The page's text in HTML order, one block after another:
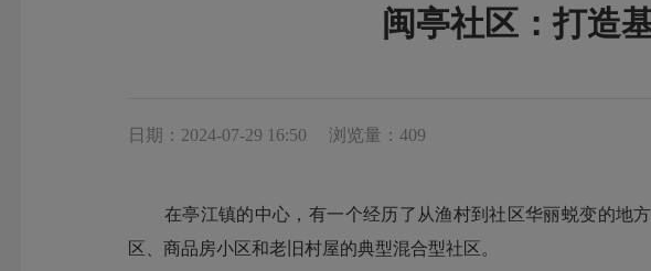
闽亭社区：打造
日期：2024-07-29 16:50 浏览量：409
在亭江镇的中心，有一个经历了从渔村到社区华丽蜕变的地
区、商品房小区和老旧村屋的典型混合型社区。